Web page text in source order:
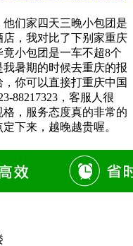
他们家四天三晚小包团是
店，我对比了下别家重庆
小包团是一车不超8个
暑期的时候去重庆的报
你可以直接打重庆中国
88217323，客服人很
，服务态度真的非常的
下来，越晚越贵喔。